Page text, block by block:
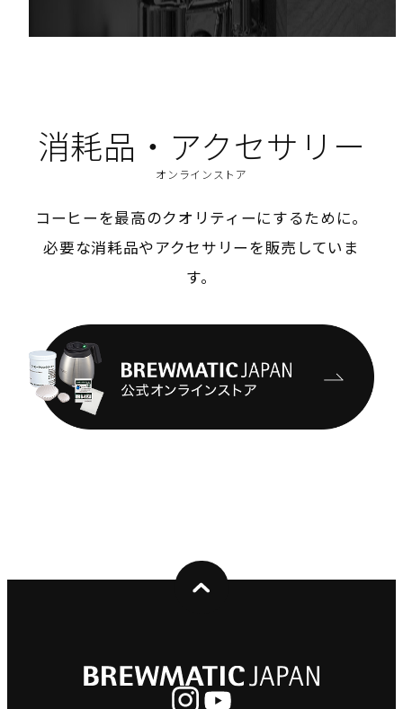
消耗品・アクセサリー
オンラインストア
コーヒーを最高のクオリティーにするために。
必要な消耗品やアクセサリーを販売していま
す。